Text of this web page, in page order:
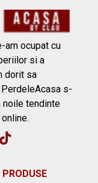
am ocupat cu
si a
dorit sa
s-
noile tendinte
PRODUSE